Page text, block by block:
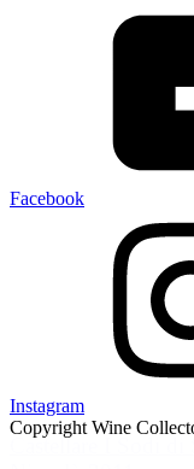
Castellare I Sodi di
Facebook
Instagram
Copyright Wine